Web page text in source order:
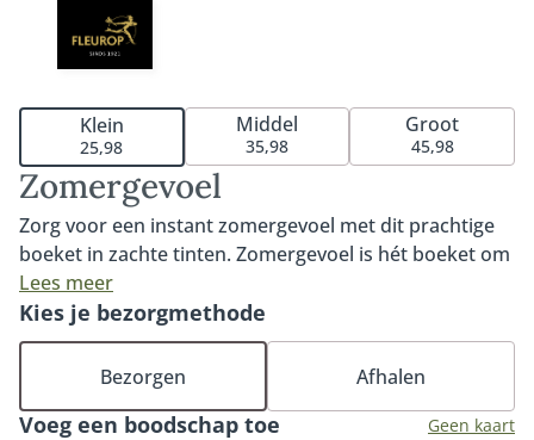
Zomergevoel
Zorg voor een instant zomergevoel met dit prachtige
boeket in zachte tinten. Zomergevoel is hét boeket om
de zomer in huis te halen. De prachtige leeuwenbek in
combinatie met de kleurrijke gerbera zorgt voor een
onweerstaanbaar geheel. Een luchtig zomerboeket
waar je iedereen blij mee maakt. Exclusief vaas. Tip:
bestel onze luxe bonbons of heerlijke chocolaatjes
erbij en maak de verrassing compleet.
Lees meer
Klein
25,98
Middel
35,98
Groot
45,98
Voeg een boodschap toe Geen kaart
Kies je bezorgmethode
Bezorgen Afhalen